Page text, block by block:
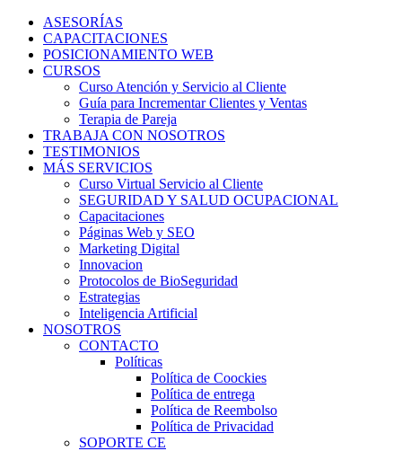
ASESORÍAS
CAPACITACIONES
POSICIONAMIENTO WEB
CURSOS
Curso Atención y Servicio al Cliente
Guía para Incrementar Clientes y Ventas
Terapia de Pareja
TRABAJA CON NOSOTROS
TESTIMONIOS
MÁS SERVICIOS
Curso Virtual Servicio al Cliente
SEGURIDAD Y SALUD OCUPACIONAL
Capacitaciones
Páginas Web y SEO
Marketing Digital
Innovacion
Protocolos de BioSeguridad
Estrategias
Inteligencia Artificial
NOSOTROS
CONTACTO
Políticas
Política de Coockies
Política de entrega
Política de Reembolso
Política de Privacidad
SOPORTE CE